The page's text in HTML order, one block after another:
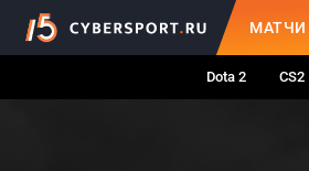
МАТЧИ
Dota 2 CS2